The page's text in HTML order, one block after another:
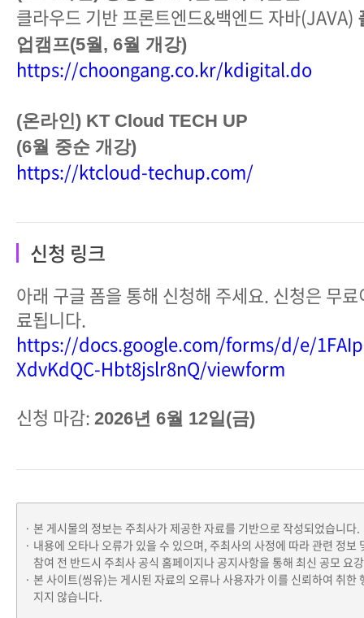
클라우드 기반 프론트엔드&백엔드 자바(JAVA)
업캠프(5월, 6월 개강)
https://choongang.co.kr/kdigital.do
(온라인) KT Cloud TECH UP
(6월 중순 개강)
https://ktcloud-techup.com/
신청 링크
아래 구글 폼을 통해 신청해 주세요. 신청은 무
료됩니다.
https://docs.google.com/forms/d/e/
XdvKdQC-Hbt8jslr8nQ/viewform
신청 마감: 2026년 6월 12일(금)
본 게시물의 정보는 주최사가 제공한 자료를 기반으로 작성되었습니다.
내용에 오타나 오류가 있을 수 있으며, 주최사의 사정에 따라 관련 정보
참여 전 반드시 주최사 공식 홈페이지나 공지사항을 통해 최신 공모 요
본 사이트(씽유)는 게시된 자료의 오류나 사용자가 이를 신뢰하여 취한
지지 않습니다.